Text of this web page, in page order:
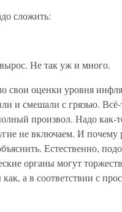
сложить:
Не так уж и много.
свои оценки уровня
и смешали с грязью. Всё-
произвол. Надо как-
не включаем. И почему
Естественно,
органы могут
а в соответствии с